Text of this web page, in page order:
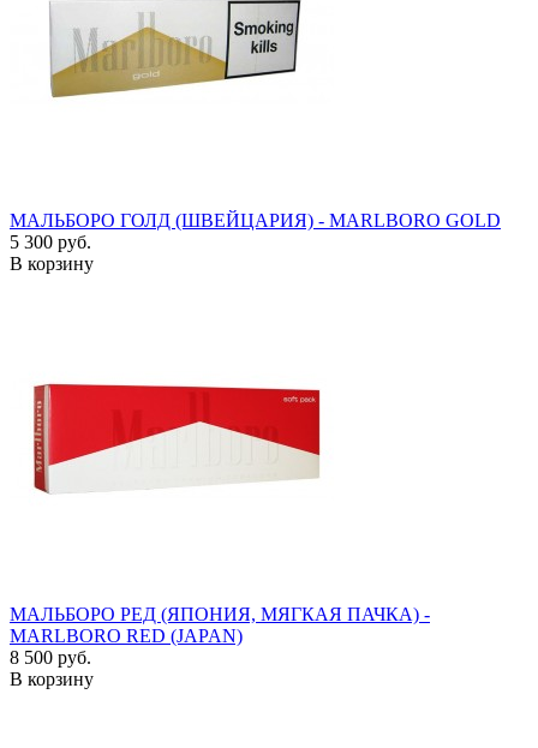
МАЛЬБОРО ГОЛД (ШВЕЙЦАРИЯ) - MARLBORO GOLD
5 300 руб.
В корзину
МАЛЬБОРО РЕД (ЯПОНИЯ, МЯГКАЯ ПАЧКА) -
MARLBORO RED (JAPAN)
8 500 руб.
В корзину